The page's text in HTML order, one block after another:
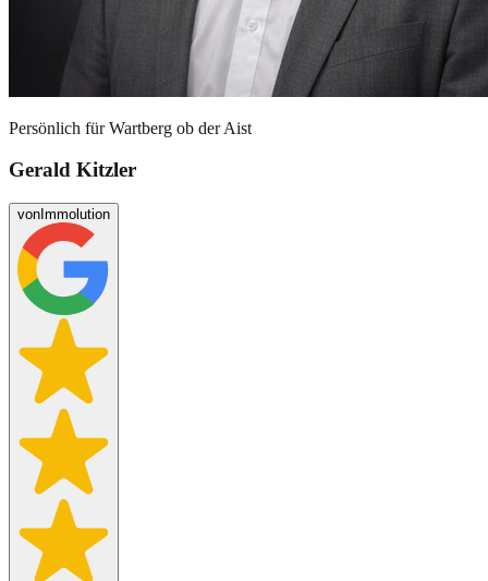
Persönlich fürWartberg ob der Aist
Gerald Kitzler
von Immolution